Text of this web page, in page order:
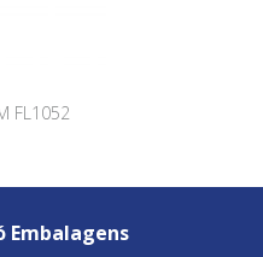
FL1052
Embalagens